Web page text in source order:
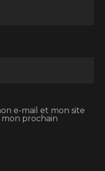
e-mail et mon site
prochain